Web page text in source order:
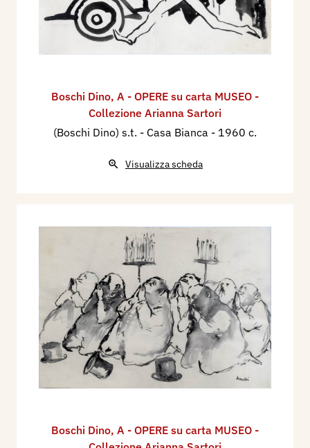
Boschi Dino, A - OPERE su carta MUSEO -
Collezione Arianna Sartori
(Boschi Dino) s.t. - Casa Bianca - 1960 c.
Visualizza scheda
Boschi Dino, A - OPERE su carta MUSEO -